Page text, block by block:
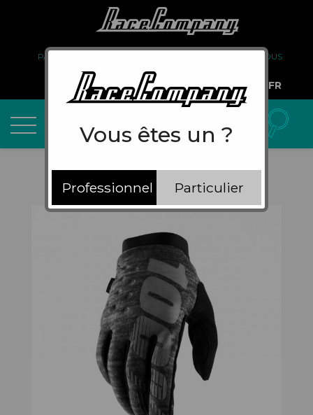
PARTENARIAT
À PROPOS DE NOUS
COMPTE PRO
FR
Vous êtes un ?
Professionnel Particulier